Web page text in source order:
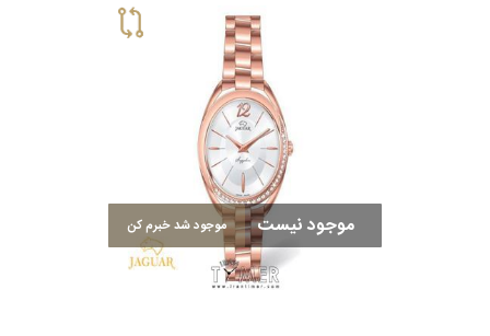
موجود نیست موجود شد خبرم کن